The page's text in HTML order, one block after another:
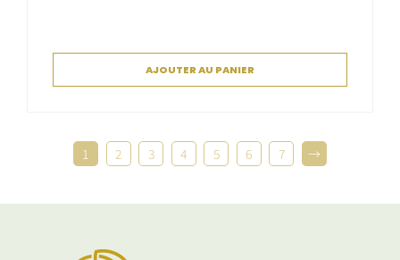
AJOUTER AU PANIER
1 2 3 4 5 6 7 →